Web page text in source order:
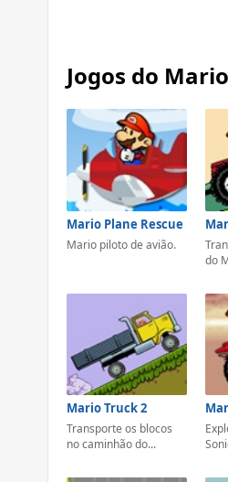
Jogos do
Mario Plane Rescue
Mario piloto de avião.
do
Mario Truck 2
Transporte os blocos
no caminhão do...